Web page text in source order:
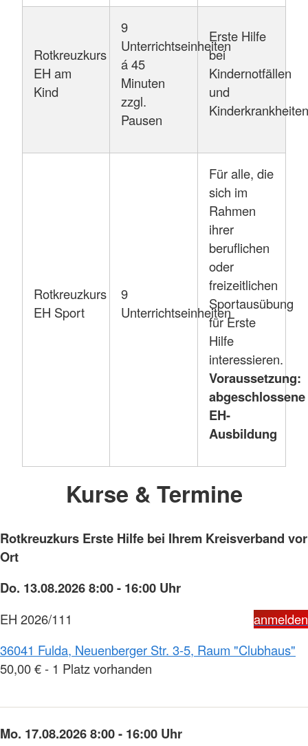
Rotkreuzkurs
EH am
Kind
9
Unterrichtseinheiten
á 45
Minuten
zzgl.
Pausen
Erste Hilfe
bei
Kindernotfällen
und
Kinderkrankheiten
Rotkreuzkurs
EH Sport
9
Unterrichtseinheiten
Für alle, die
sich im
Rahmen
ihrer
beruflichen
oder
freizeitlichen
Sportausübung
für Erste
Hilfe
interessieren.
Voraussetzung:
abgeschlossene
EH-
Ausbildung
Kurse & Termine
Rotkreuzkurs Erste Hilfe bei Ihrem Kreisverband vor
Ort
Do. 13.08.2026 8:00 - 16:00 Uhr
EH 2026/111
anmelden
36041 Fulda, Neuenberger Str. 3-5, Raum "Clubhaus"
50,00 € - 1 Platz vorhanden
Mo. 17.08.2026 8:00 - 16:00 Uhr